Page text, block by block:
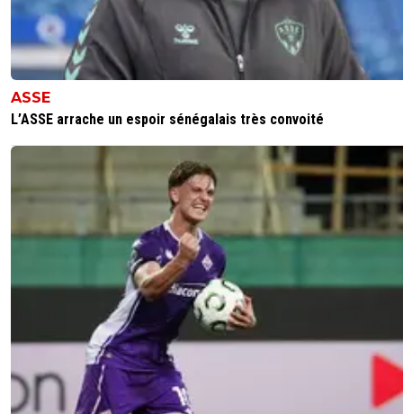
ASSE
L’ASSE arrache un espoir sénégalais très convoité